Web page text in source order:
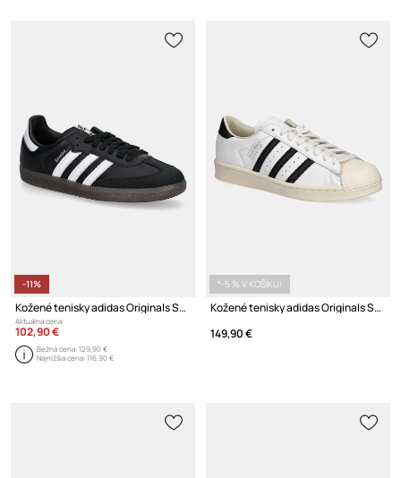
-11%
Kožené tenisky adidas Originals Samba OG
Aktuálna cena:
102,90 €
Bežná cena:129,90 €
Najnižšia cena:116,90 €
*-5 % V KOŠÍKU!
Kožené tenisky adidas Originals Superstar Vintage
149,90 €